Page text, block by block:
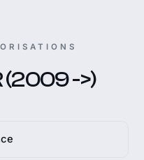
(2009 ->)